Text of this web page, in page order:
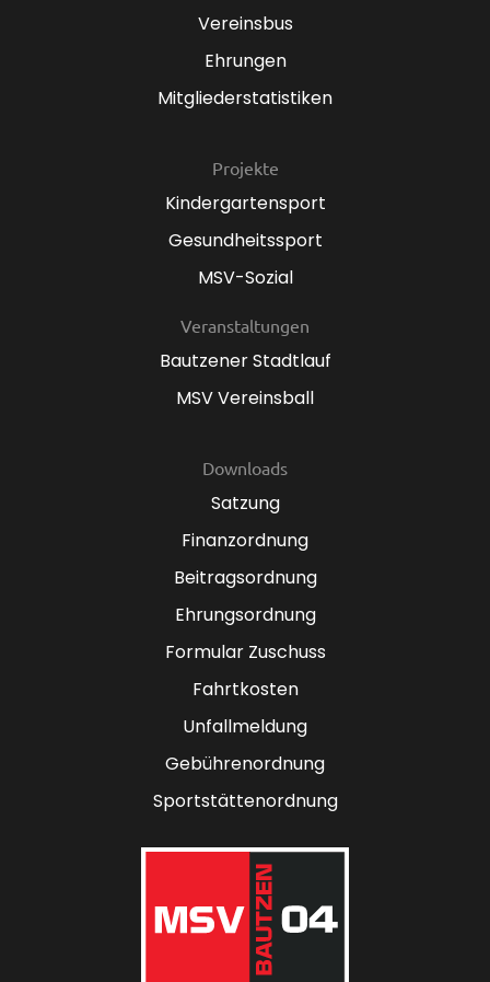
Vereinsbus
Ehrungen
Mitgliederstatistiken
Projekte
Kindergartensport
Gesundheitssport
MSV-Sozial
Veranstaltungen
Bautzener Stadtlauf
MSV Vereinsball
Downloads
Satzung
Finanzordnung
Beitragsordnung
Ehrungsordnung
Formular Zuschuss
Fahrtkosten
Unfallmeldung
Gebührenordnung
Sportstättenordnung